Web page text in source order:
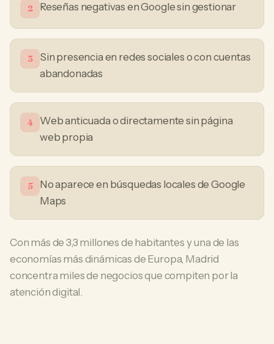
2 Reseñas negativas en Google sin gestionar
3
Sin presencia en redes sociales o con cuentas
abandonadas
4
Web anticuada o directamente sin página
web propia
5
No aparece en búsquedas locales de Google
Maps
Con más de 3,3 millones de habitantes y una de las
economías más dinámicas de Europa, Madrid
concentra miles de negocios que compiten por la
atención digital.